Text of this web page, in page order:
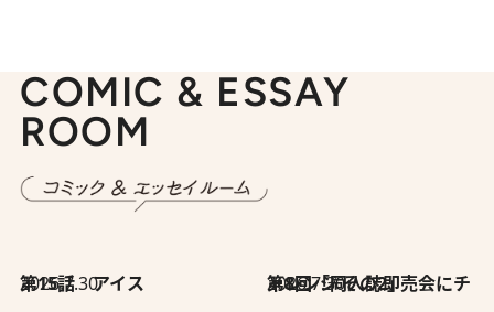
COMIC & ESSAY
ROOM
2026.7.30
第15話 アイス 2026.7.30
第8回「同人誌即売会にチャレンジ その2」